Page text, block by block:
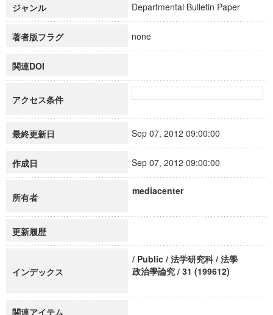
ジャンル Departmental Bulletin Paper
著者版フラグ none
関連DOI
アクセス条件
最終更新日 Sep 07, 2012 09:00:00
作成日 Sep 07, 2012 09:00:00
所有者
mediacenter
更新履歴
インデックス
/ Public / 法学研究科 / 法學
政治學論究 / 31 (199612)
関連アイテム